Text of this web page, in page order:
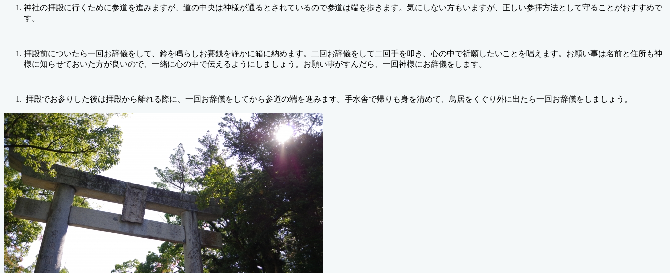
神社の拝殿に行くために参道を進みますが、道の中央は神様が通るとされているので参道は端を歩きます。気にしない方もいますが、正しい参拝方法として守ることがおすすめで
す。
拝殿前についたら一回お辞儀をして、鈴を鳴らしお賽銭を静かに箱に納めます。二回お辞儀をして二回手を叩き、心の中で祈願したいことを唱えます。お願い事は名前と住所も神
様に知らせておいた方が良いので、一緒に心の中で伝えるようにしましょう。お願い事がすんだら、一回神様にお辞儀をします。
拝殿でお参りした後は拝殿から離れる際に、一回お辞儀をしてから参道の端を進みます。手水舎で帰りも身を清めて、鳥居をくぐり外に出たら一回お辞儀をしましょう。